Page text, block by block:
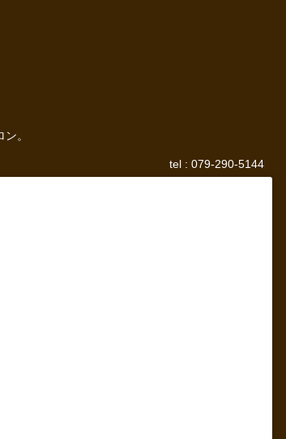
。
tel : 079-290-5144